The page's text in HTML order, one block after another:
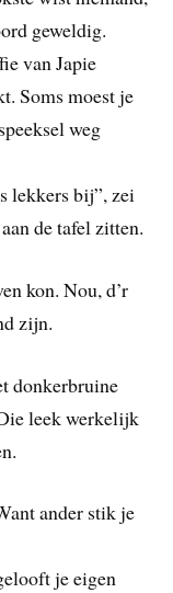
geweldig.
van Japie
Soms moest je
weg
lekkers bij”, zei
de tafel zitten.
kon. Nou, d’r
zijn.
donkerbruine
leek werkelijk
ander stik je
je eigen